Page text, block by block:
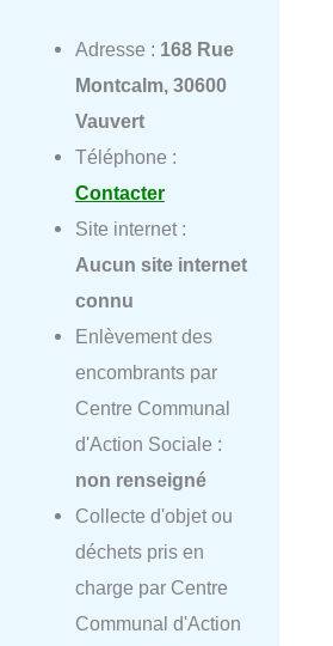
Adresse : 168 Rue
Montcalm, 30600
Vauvert
Téléphone :
Contacter
Site internet :
Aucun site internet
connu
Enlèvement des
encombrants par
Centre Communal
d'Action Sociale :
non renseigné
Collecte d'objet ou
déchets pris en
charge par Centre
Communal d'Action